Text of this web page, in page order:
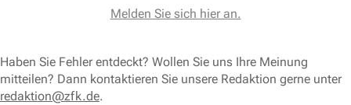
Melden Sie sich hier an.
Haben Sie Fehler entdeckt? Wollen Sie uns Ihre Meinung
mitteilen? Dann kontaktieren Sie unsere Redaktion gerne unter
redaktion@zfk.de.